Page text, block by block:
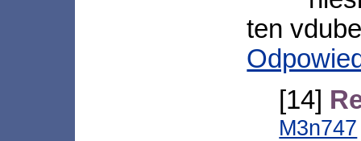
ten
[14]
M3n747